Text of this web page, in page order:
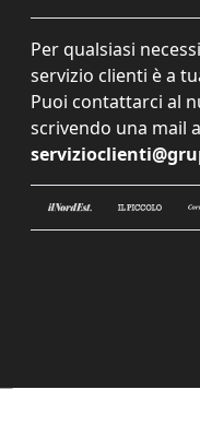
Per qualsiasi
servizio clienti è a
Puoi contattarci al
scrivendo una mail a